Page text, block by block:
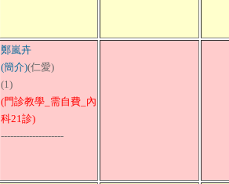
鄭嵐卉
(簡介)(仁愛)
(1)
(門診教學_需自費_內
科21診)
--------------------